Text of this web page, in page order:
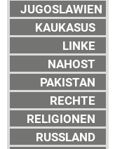
JUGOSLAWIEN
KAUKASUS
LINKE
NAHOST
PAKISTAN
RECHTE
RELIGIONEN
RUSSLAND